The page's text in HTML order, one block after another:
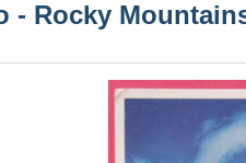
- Rocky